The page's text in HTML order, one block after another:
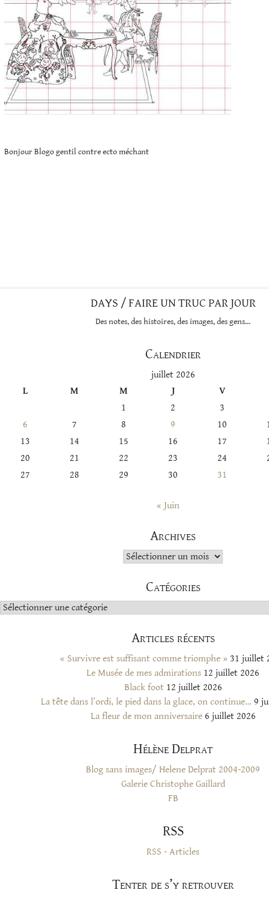
Bonjour Blogo gentil contre ecto méchant
DAYS / FAIRE UN TRUC PAR JOUR
Des notes, des histoires, des images, des gens…
Calendrier
juillet 2026
L
M M J
V
1
2
3
6
7 8 9 10
13
14 15 16 17
20
21 22 23 24
27
28 29 30 31
« Juin
Archives
Archives
Catégories
Catégories
Articles récents
« Survivre est suffisant comme triomphe » 31 juillet
Le Musée de mes admirations 12 juillet 2026
Black foot 12 juillet 2026
La tête dans l’ordi, le pied dans la glace, on continue… 9
La fleur de mon anniversaire 6 juillet 2026
Hélène Delprat
Blog sans images/ Helene Delprat 2004-2009
Galerie Christophe Gaillard
FB
RSS
RSS - Articles
Tenter de s’y retrouver